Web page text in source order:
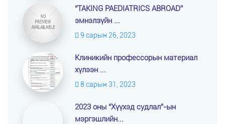
“TAKING PAEDIATRICS ABROAD”
эмнэлзүйн ...
9 сарын 26, 2023
Клиникийн профессорын материал
хүлээн ...
8 сарын 31, 2023
2023 оны “Хүүхэд судлал”-ын
мэргэшлийн...